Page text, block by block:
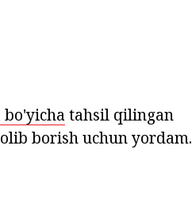
tahsil qilingan
borish uchun yordam.